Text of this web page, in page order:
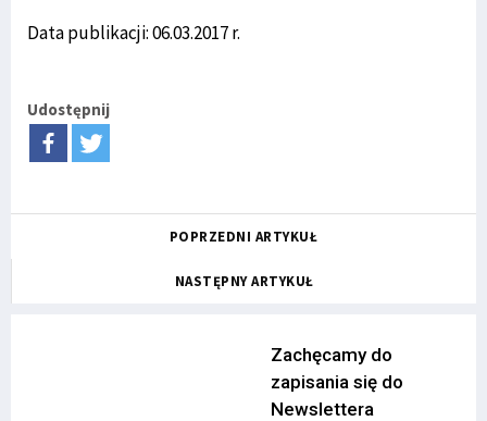
Data publikacji: 06.03.2017 r.
Udostępnij
POPRZEDNI ARTYKUŁ
NASTĘPNY ARTYKUŁ
Zachęcamy do
zapisania się do
Newslettera